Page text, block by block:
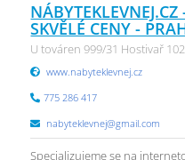
SKVĚLÉ CENY -
U továren 999/31 Hostivař
www.nabyteklevnej.cz
775 286 417
nabyteklevnej@gmail.com
Specializujeme se na